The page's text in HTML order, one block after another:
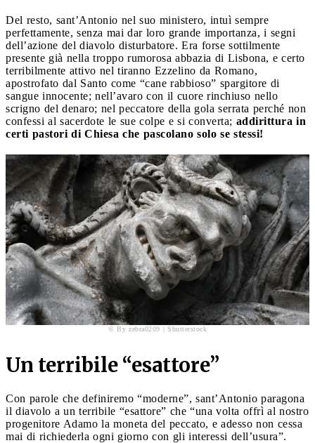
Del resto, sant’Antonio nel suo ministero, intuì sempre
perfettamente, senza mai dar loro grande importanza, i segni
dell’azione del diavolo disturbatore. Era forse sottilmente
presente già nella troppo rumorosa abbazia di Lisbona, e certo
terribilmente attivo nel tiranno Ezzelino da Romano,
apostrofato dal Santo come “cane rabbioso” spargitore di
sangue innocente; nell’avaro con il cuore rinchiuso nello
scrigno del denaro; nel peccatore della gola serrata perché non
confessi al sacerdote le sue colpe e si converta; addirittura in
certi pastori di Chiesa che pascolano solo se stessi!
© By zebra0209 | Shutterstock
Un terribile “esattore”
Con parole che definiremo “moderne”, sant’Antonio paragona
il diavolo a un terribile “esattore” che “una volta offrì al nostro
progenitore Adamo la moneta del peccato, e adesso non cessa
mai di richiederla ogni giorno con gli interessi dell’usura”.